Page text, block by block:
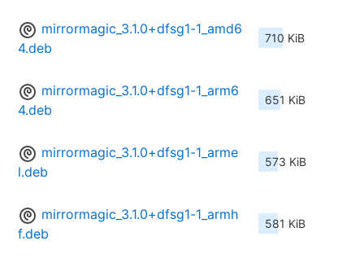
mirrormagic_3.1.0+dfsg1-1_amd6
4.deb
710 KiB
mirrormagic_3.1.0+dfsg1-1_arm6
4.deb
651 KiB
mirrormagic_3.1.0+dfsg1-1_arme
l.deb
573 KiB
mirrormagic_3.1.0+dfsg1-1_armh
f.deb
581 KiB